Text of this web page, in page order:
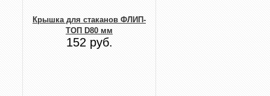
Крышка для стаканов ФЛИП-
ТОП D80 мм
152 руб.